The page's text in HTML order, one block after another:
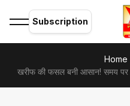
Subscription
Home
खरीफ की फसल बनी आसान! समय पर